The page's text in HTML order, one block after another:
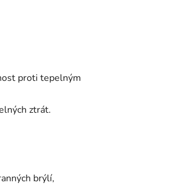
proti tepelným
ztrát.
brýlí,